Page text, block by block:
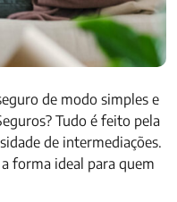
de modo simples e
Tudo é feito pela
de intermediações.
forma ideal para quem